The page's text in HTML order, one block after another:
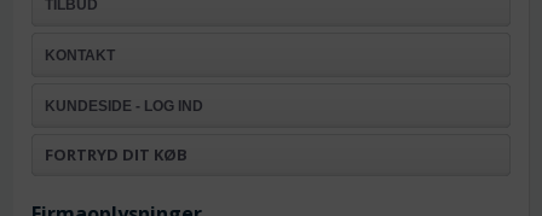
TILBUD
KONTAKT
KUNDESIDE - LOG IND
FORTRYD DIT KØB